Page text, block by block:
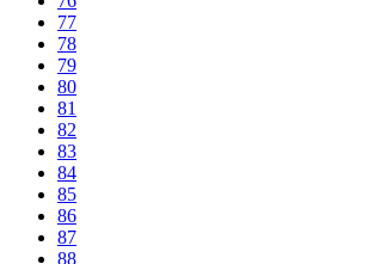
77
78
79
80
81
82
83
84
85
86
87
88